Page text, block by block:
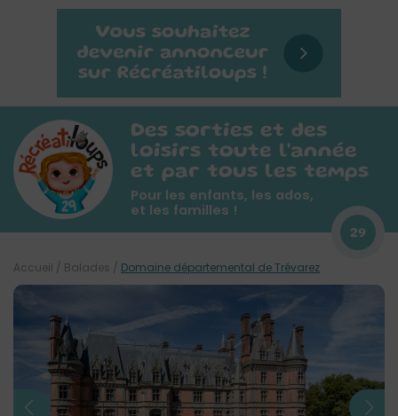
Des sorties et des
loisirs toute l'année
et par tous les temps
Pour les enfants, les ados,
et les familles !
29
Accueil / Balades / Domaine départemental de Trévarez